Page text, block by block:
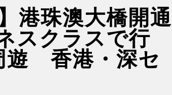
港珠澳大橋開通
クラスで行
遊 香港・深セ